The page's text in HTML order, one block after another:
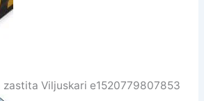
zastita Viljuskari e1520779807853